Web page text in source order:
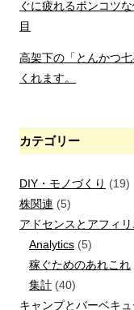
ぐに疲れるポンコツ
目
高架下の「とんかつ
くれます。
カテゴリー
DIY・モノづくり (19)
株関連 (5)
アドセンスとアフィリ
Analytics (5)
稼ぐためのあれこれ
集計 (40)
キャンプとバーベキュ